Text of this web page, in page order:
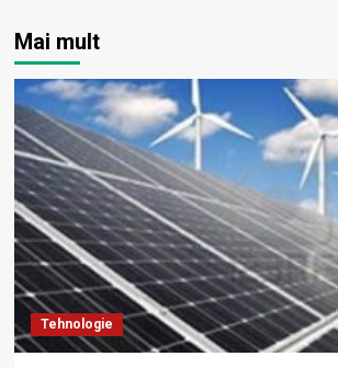
Mai mult
Tehnologie